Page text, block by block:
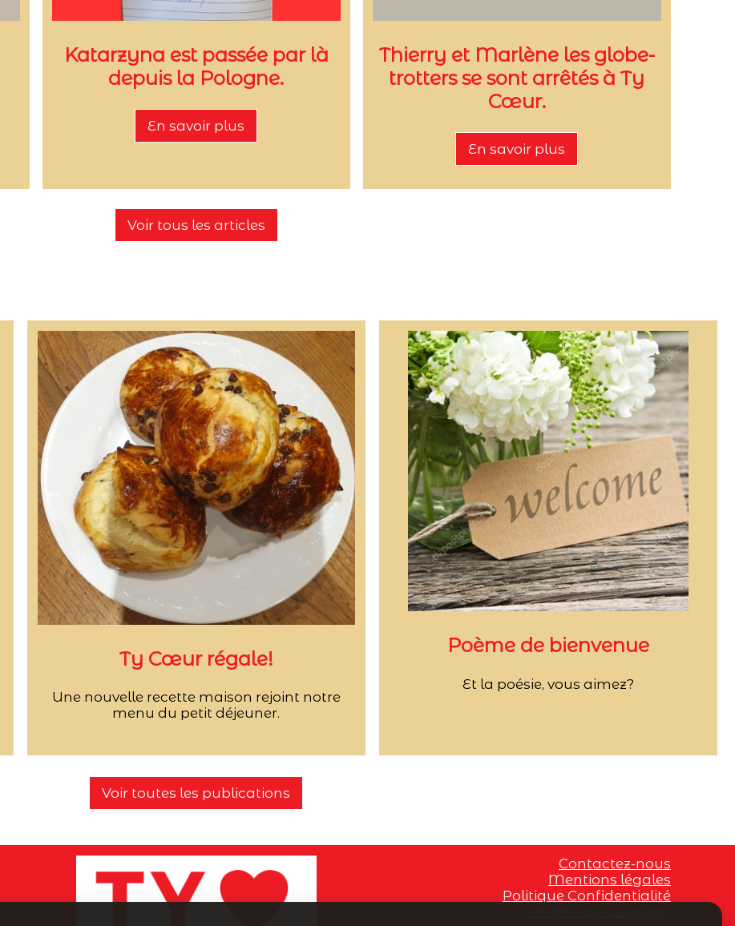
Katarzyna est passée par là
depuis la Pologne.
En savoir plus
Thierry et Marlène les globe-
trotters se sont arrêtés à Ty
Cœur.
En savoir plus
Voir tous les articles
Ty Cœur régale!
Une nouvelle recette maison rejoint notre
menu du petit déjeuner.
Poème de bienvenue
Et la poésie, vous aimez?
Voir toutes les publications
Contactez-nous
Mentions légales
Politique Confidentialité